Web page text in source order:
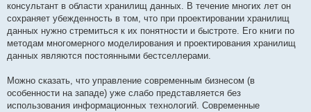
консультант в области хранилищ данных. В течение многих лет он
сохраняет убежденность в том, что при проектировании хранилищ
данных нужно стремиться к их понятности и быстроте. Его книги по
методам многомерного моделирования и проектирования хранилищ
данных являются постоянными бестселлерами.
Можно сказать, что управление современным бизнесом (в
особенности на западе) уже слабо представляется без
использования информационных технологий. Современные